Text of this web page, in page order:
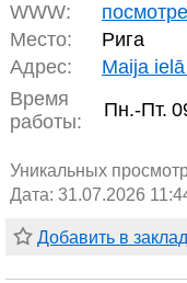
WWW:
Место:
Рига
Адрес:
Maija
Время
работы:
Пн.-Пт.
Уникальных
Дата: 31.07.2026
Добавить в